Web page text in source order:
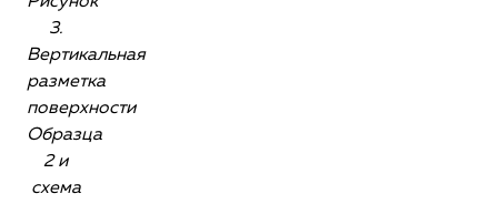
3.
Вертикальная
разметка
поверхности
Образца
2 и
схема